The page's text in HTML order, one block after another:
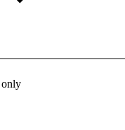
only